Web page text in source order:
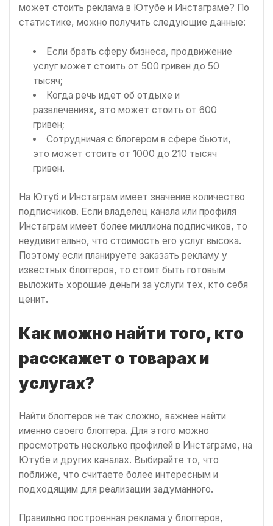
может стоить реклама в Ютубе и Инстаграме? По
статистике, можно получить следующие данные:
Если брать сферу бизнеса, продвижение
услуг может стоить от 500 гривен до 50
тысяч;
Когда речь идет об отдыхе и
развлечениях, это может стоить от 600
гривен;
Сотрудничая с блогером в сфере бьюти,
это может стоить от 1000 до 210 тысяч
гривен.
На Ютуб и Инстаграм имеет значение количество
подписчиков. Если владелец канала или профиля
Инстаграм имеет более миллиона подписчиков, то
неудивительно, что стоимость его услуг высока.
Поэтому если планируете заказать рекламу у
известных блоггеров, то стоит быть готовым
выложить хорошие деньги за услуги тех, кто себя
ценит.
Как можно найти того, кто
расскажет о товарах и
услугах?
Найти блоггеров не так сложно, важнее найти
именно своего блоггера. Для этого можно
просмотреть несколько профилей в Инстаграме, на
Ютубе и других каналах. Выбирайте то, что
поближе, что считаете более интересным и
подходящим для реализации задуманного.
Правильно построенная реклама у блоггеров,